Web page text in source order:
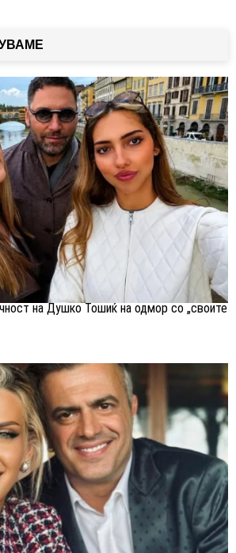
на Душко Тошиќ на одмор со „своите